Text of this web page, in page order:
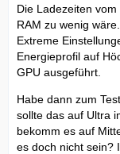
Die Ladezeiten
RAM zu wenig
Extreme
Energieprofil auf
GPU ausgeführt.
Habe dann zum
sollte das auf Ultra
bekomm es auf
es doch nicht sein?